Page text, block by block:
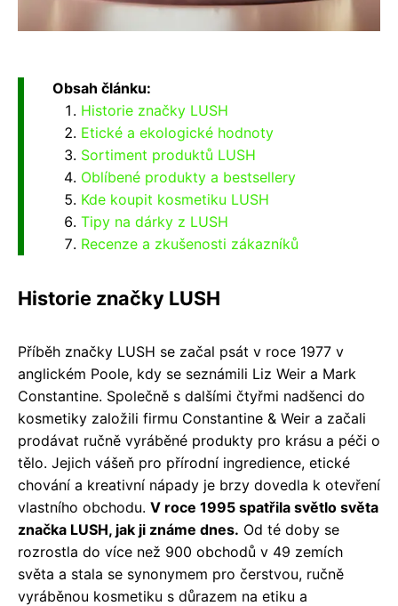
Obsah článku:
Historie značky LUSH
Etické a ekologické hodnoty
Sortiment produktů LUSH
Oblíbené produkty a bestsellery
Kde koupit kosmetiku LUSH
Tipy na dárky z LUSH
Recenze a zkušenosti zákazníků
Historie značky LUSH
Příběh značky LUSH se začal psát v roce 1977 v
anglickém Poole, kdy se seznámili Liz Weir a Mark
Constantine. Společně s dalšími čtyřmi nadšenci do
kosmetiky založili firmu Constantine & Weir a začali
prodávat ručně vyráběné produkty pro krásu a péči o
tělo. Jejich vášeň pro přírodní ingredience, etické
chování a kreativní nápady je brzy dovedla k otevření
vlastního obchodu. V roce 1995 spatřila světlo světa
značka LUSH, jak ji známe dnes. Od té doby se
rozrostla do více než 900 obchodů v 49 zemích
světa a stala se synonymem pro čerstvou, ručně
vyráběnou kosmetiku s důrazem na etiku a